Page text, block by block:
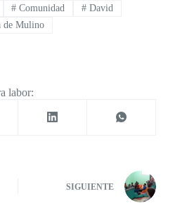
# Comunidad # David
Mulino
labor:
SIGUIENTE